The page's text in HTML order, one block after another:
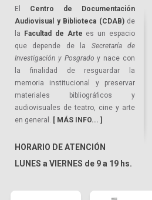
El Centro de Documentación
Audiovisual y Biblioteca (CDAB)de
la
Facultad de Arte es un espacio
que depende de la Secretaría de
Investigación y Posgrado y nace con
la finalidad de resguardar la
memoria institucional y preservar
materiales bibliográficos y
audiovisuales de teatro, cine y arte
en general. [ MÁS INFO... ]
HORARIO DE ATENCIÓN
LUNES a VIERNES de 9 a 19 hs.